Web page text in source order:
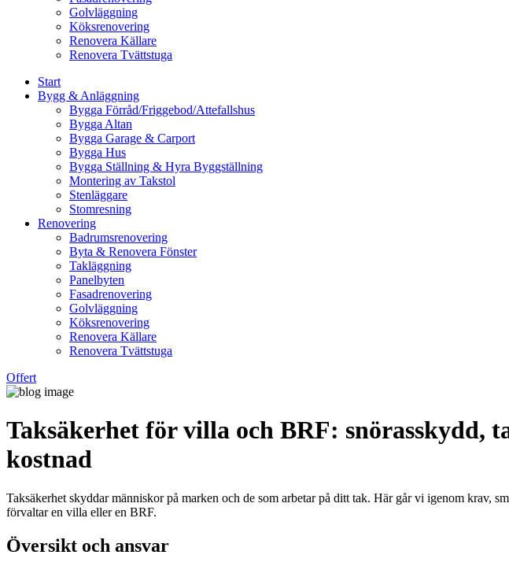
Golvläggning
Köksrenovering
Renovera Källare
Renovera Tvättstuga
Start
Bygg & Anläggning
Bygga Förråd/Friggebod/Attefallshus
Bygga Altan
Bygga Garage & Carport
Bygga Hus
Bygga Ställning & Hyra Byggställning
Montering av Takstol
Stenläggare
Stomresning
Renovering
Badrumsrenovering
Byta & Renovera Fönster
Takläggning
Panelbyten
Fasadrenovering
Golvläggning
Köksrenovering
Renovera Källare
Renovera Tvättstuga
Offert
Taksäkerhet för villa och BRF: snörasskydd,
kostnad
Taksäkerhet skyddar människor på marken och de som arbetar på ditt tak. Här går vi igenom krav,
förvaltar en villa eller en BRF.
Översikt och ansvar